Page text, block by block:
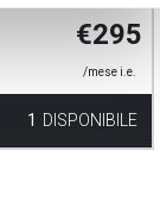
€295
/mese i.e.
1 DISPONIBILE